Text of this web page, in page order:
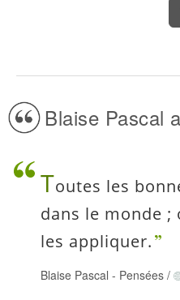
Blaise Pascal
Toutes les
dans le monde ;
les appliquer.
Blaise Pascal - Pensées /